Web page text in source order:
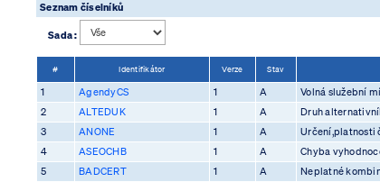
Seznam číselníků
Sada :
# Identifikátor Verze Stav
1 AgendyCS 1 A Volná služební
2
ALTEDUK 1 A Druh
3
ANONE 1 A Určení,platnosti
4
ASEOCHB 1 A Chyba
5
BADCERT 1 A Neplatné